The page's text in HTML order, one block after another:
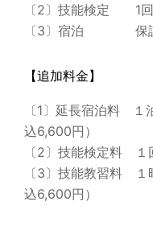
〔2〕技能検定 1回
〔3〕宿泊 保
【追加料金】
〔1〕延長宿泊料 １
込6,600円）
〔2〕技能検定料 １
〔3〕技能教習料
込6,600円）